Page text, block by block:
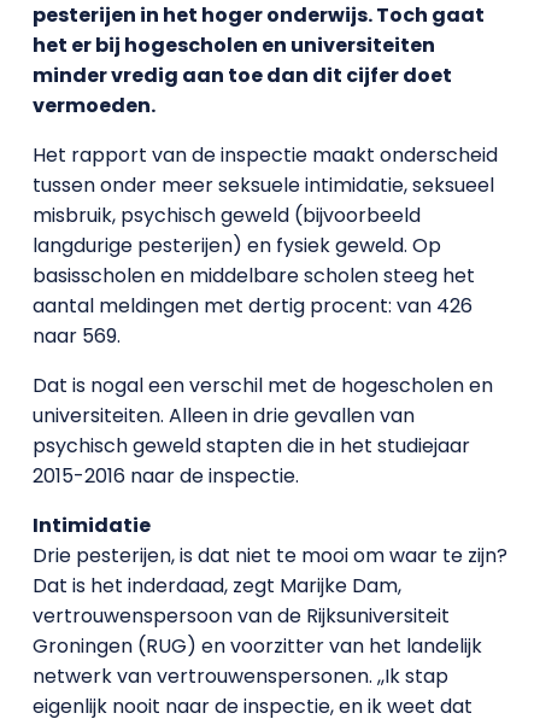
pesterijen in het hoger onderwijs. Toch gaat
het er bij hogescholen en universiteiten
minder vredig aan toe dan dit cijfer doet
vermoeden.
Het rapport van de inspectie maakt onderscheid
tussen onder meer seksuele intimidatie, seksueel
misbruik, psychisch geweld (bijvoorbeeld
langdurige pesterijen) en fysiek geweld. Op
basisscholen en middelbare scholen steeg het
aantal meldingen met dertig procent: van 426
naar 569.
Dat is nogal een verschil met de hogescholen en
universiteiten. Alleen in drie gevallen van
psychisch geweld stapten die in het studiejaar
2015-2016 naar de inspectie.
Intimidatie
Drie pesterijen, is dat niet te mooi om waar te zijn?
Dat is het inderdaad, zegt Marijke Dam,
vertrouwenspersoon van de Rijksuniversiteit
Groningen (RUG) en voorzitter van het landelijk
netwerk van vertrouwenspersonen. ,,Ik stap
eigenlijk nooit naar de inspectie, en ik weet dat